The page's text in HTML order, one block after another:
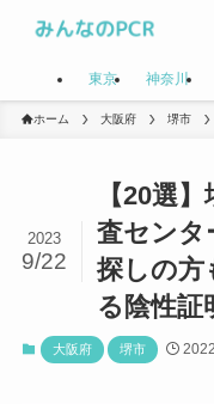
東京 神奈川
ホーム 大阪府 堺市
【20選
査センタ
探しの方
る陰性証
2023
9/22
大阪府 堺市